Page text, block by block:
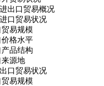
出口贸易概况
口贸易状况
贸易规模
价格水平
产品结构
来源地
口贸易状况
贸易规模